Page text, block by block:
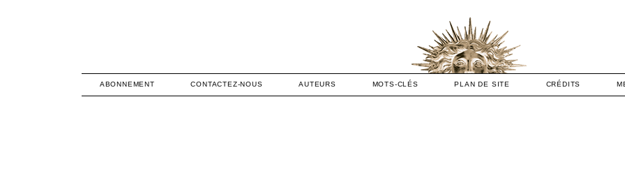
ABONNEMENT CONTACTEZ-NOUS AUTEURS MOTS-CLÉS PLAN DE SITE CRÉDITS